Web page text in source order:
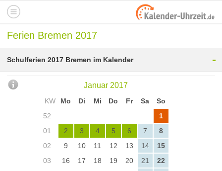
Ferien Bremen 2017
Schulferien 2017 Bremen im Kalender -
Januar 2017
KW Mo Di Mi Do Fr Sa
So
52
1
01
2 3 4 5 6 7
8
02
9 10 11 12 13 14
15
03
16 17 18 19 20 21
22